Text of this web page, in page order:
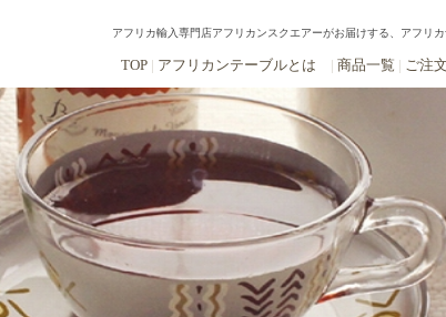
アフリカ輸入専門店アフリカンスクエアーがお届けする、アフリ
TOP| アフリカンテーブルとは | 商品一覧 | ご注